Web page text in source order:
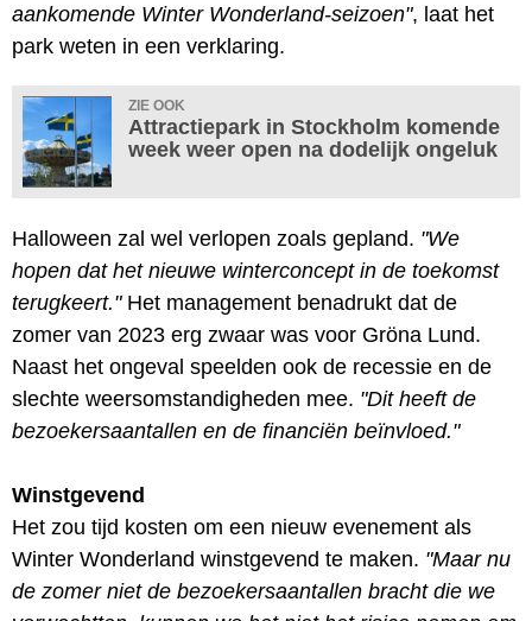
aankomende Winter Wonderland-seizoen", laat het
park weten in een verklaring.
ZIE OOK
Attractiepark in Stockholm komende
week weer open na dodelijk ongeluk
Halloween zal wel verlopen zoals gepland. "We
hopen dat het nieuwe winterconcept in de toekomst
terugkeert."Het management benadrukt dat de
zomer van 2023 erg zwaar was voor Gröna Lund.
Naast het ongeval speelden ook de recessie en de
slechte weersomstandigheden mee. "Dit heeft de
bezoekersaantallen en de financiën beïnvloed."
Winstgevend
Het zou tijd kosten om een nieuw evenement als
Winter Wonderland winstgevend te maken. "Maar nu
de zomer niet de bezoekersaantallen bracht die we